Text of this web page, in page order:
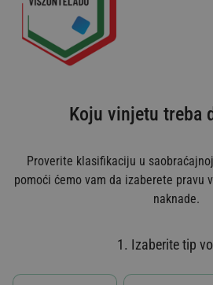
Koju vinjetu treba
Proverite klasifikaciju u
pomoći ćemo vam da izaberete pravu
naknade.
1. Izaberite tip